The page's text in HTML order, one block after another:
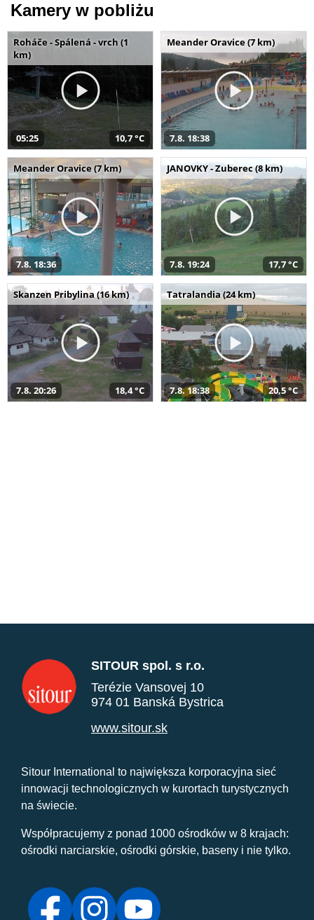
Kamery w pobliżu
Roháče - Spálená - vrch (1
km)
05:25 10,7 °C
Meander Oravice (7 km)
7.8. 18:38
Meander Oravice (7 km)
7.8. 18:36
JANOVKY - Zuberec (8 km)
7.8. 19:24 17,7 °C
Skanzen Pribylina (16 km)
7.8. 20:26 18,4 °C
Tatralandia (24 km)
7.8. 18:38 20,5 °C
SITOUR spol. s r.o.
Terézie Vansovej 10
974 01 Banská Bystrica
www.sitour.sk
Sitour International to największa korporacyjna sieć
innowacji technologicznych w kurortach turystycznych
na świecie.
Współpracujemy z ponad 1000 ośrodków w 8 krajach:
ośrodki narciarskie, ośrodki górskie, baseny i nie tylko.